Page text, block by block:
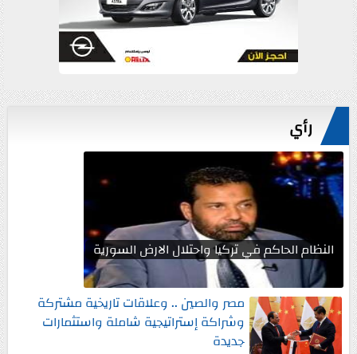
رأي
النظام الحاكم في تركيا واحتلال الارض السورية
مصر والصين .. وعلاقات تاريخية مشتركة
وشراكة إستراتيجية شاملة واستثمارات
جديدة